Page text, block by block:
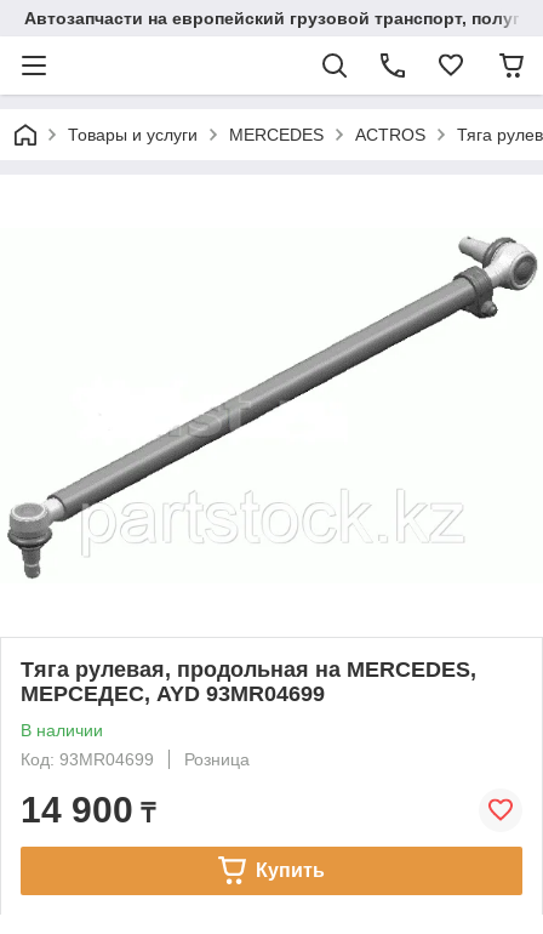
Автозапчасти на европейский грузовой транспорт,
Товары и услуги MERCEDES ACTROS Тяга
Тяга рулевая, продольная на MERCEDES,
МЕРСЕДЕС, AYD 93MR04699
В наличии
Код: 93MR04699
Розница
14 900 ₸
Купить